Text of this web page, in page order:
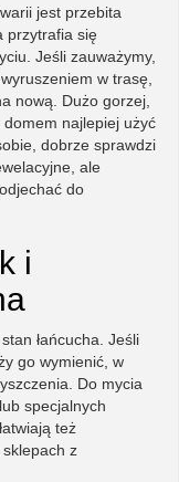
jest przebita
przytrafia się
Jeśli zauważymy,
w trasę,
nową. Dużo gorzej,
najlepiej użyć
dobrze sprawdzi
ale
do
i
łańcucha. Jeśli
go wymienić, w
Do mycia
specjalnych
też
z